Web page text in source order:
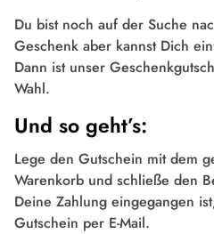
Du bist noch auf der Suche
Geschenk aber kannst Dich
Dann ist unser
Wahl.
Und so geht’s:
Lege den Gutschein mit dem
Warenkorb und schließe den
Deine Zahlung eingegangen
Gutschein per E-Mail.